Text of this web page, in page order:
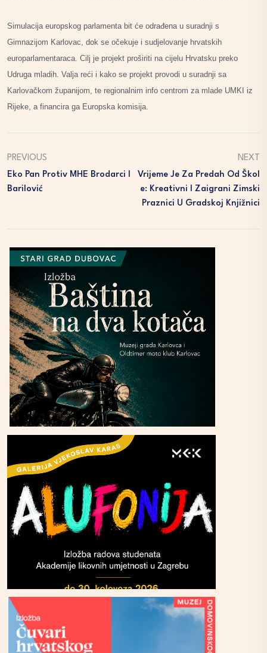
Simulacija europskog parlamenta bit će odrađena u suradnji s
Gimnazijom Karlovac, dok se očekuje i sudjelovanje hrvatskih
europarlamentaraca. Cilj je projekt proširiti na cijelu Hrvatsku preko
Udruga mladih. Valja reći i kako se projekt provodi u suradnji sa
Karlovačkom županijom, te regionalnim info centrom za mlade UMKI iz
Rijeke, a financira ga Europska komisija.
PREVIOUS
Eko Pan Protiv MHE Brodarci I
Barilović
NEXT
Vrijeme Je Za Predah Od Škol
E: Kreativni I Zaigrani Zimski
Praznici U Gradskoj Knjižnici